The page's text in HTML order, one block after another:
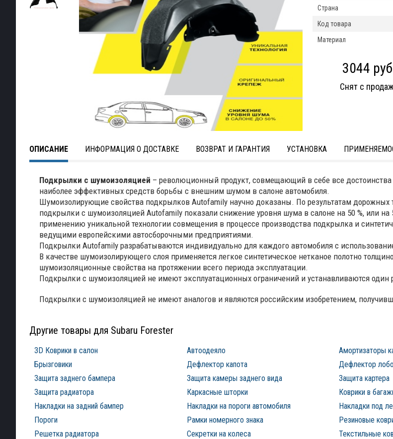
3044
Снят с
Страна
Код товара
Материал
ОПИСАНИЕ ИНФОРМАЦИЯ О ДОСТАВКЕ ВОЗВРАТ И ГАРАНТИЯ УСТАНОВКА
Подкрылки с шумоизоляцией – революционный продукт, совмещающий в себе все
наиболее эффективных средств борьбы с внешним шумом в салоне автомобиля.
Шумоизолирующие свойства подкрылков Autofamily научно доказаны. По результатам
подкрылки с шумоизоляцией Autofamily показали снижение уровня шума в салоне на 50 %, или на
применению уникальной технологии совмещения в процессе производства подкрылка и
ведущими европейскими автосборочными предприятиями.
Подкрылки Autofamily разрабатываются индивидуально для каждого автомобиля с
В качестве шумоизолирующего слоя применяется легкое синтетическое нетканое полотно
шумоизоляционные свойства на протяжении всего периода эксплуатации.
Подкрылки с шумоизоляцией не имеют эксплуатационных ограничений и устанавливаются один
Подкрылки с шумоизоляцией не имеют аналогов и являются российским изобретением,
Другие товары для Subaru Forester
3D Коврики в салон Автоодеяло Амортизаторы
Брызговики
Дефлектор капота Дефлектор
Защита заднего бампера
Защита камеры заднего вида Защита картера
Защита радиатора
Каркасные шторки Коврики в
Накладки на задний бампер
Накладки на пороги автомобиля Накладки под
Пороги
Рамки номерного знака Резиновые
Решетка радиатора
Секретки на колеса Текстильные